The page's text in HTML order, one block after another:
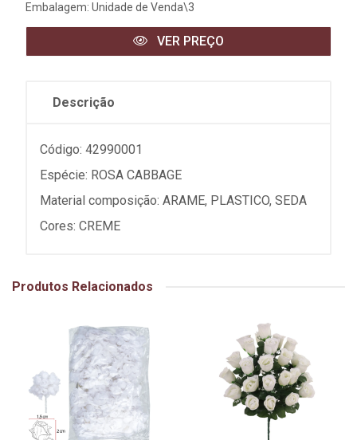
Embalagem: Unidade de Venda\3
VER PREÇO
Descrição
Código: 42990001
Espécie: ROSA CABBAGE
Material composição: ARAME, PLASTICO, SEDA
Cores: CREME
Produtos Relacionados